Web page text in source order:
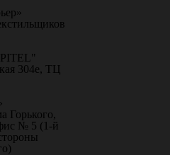
304е, ТЦ
Горького,
№ 5 (1-й